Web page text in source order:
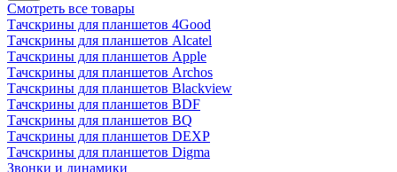
Смотреть все товары
Тачскрины для планшетов 4Good
Тачскрины для планшетов Alcatel
Тачскрины для планшетов Apple
Тачскрины для планшетов Archos
Тачскрины для планшетов Blackview
Тачскрины для планшетов BDF
Тачскрины для планшетов BQ
Тачскрины для планшетов DEXP
Тачскрины для планшетов Digma
Звонки и динамики